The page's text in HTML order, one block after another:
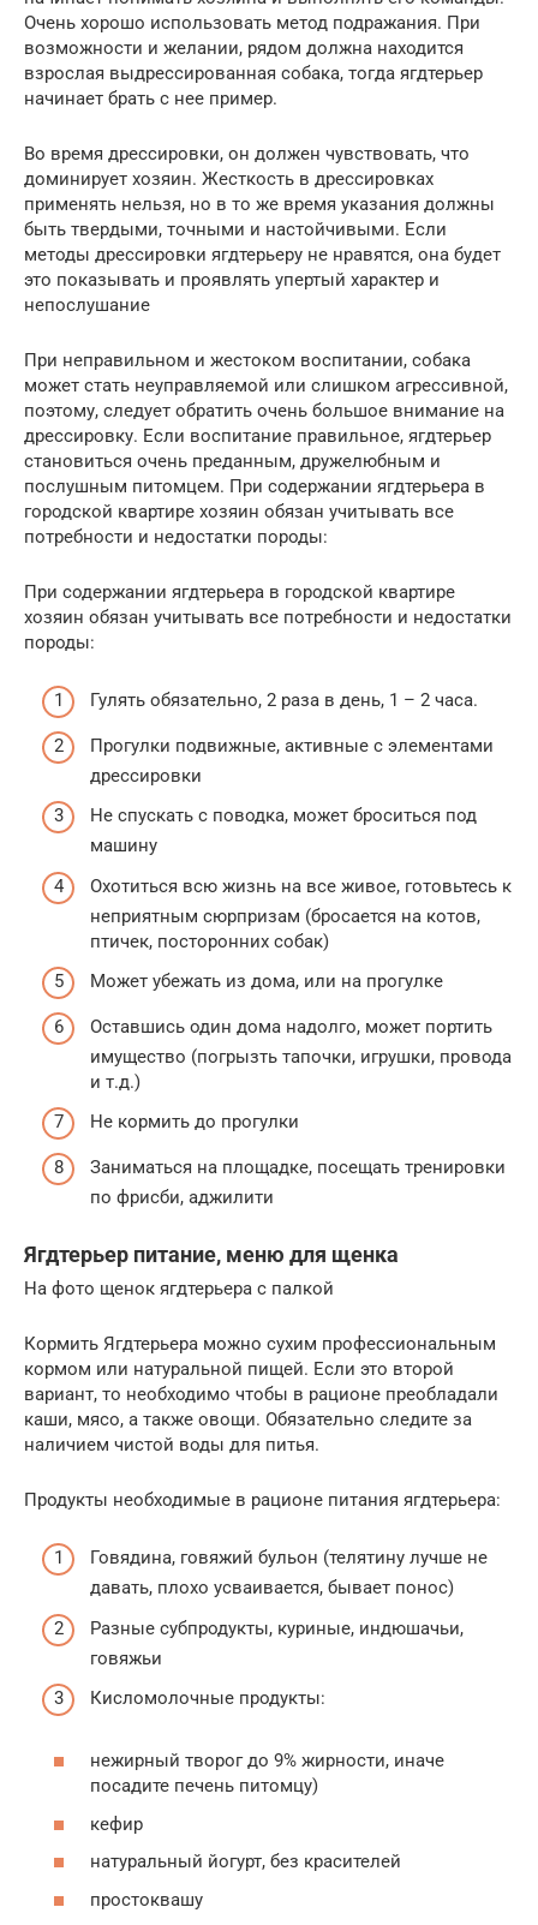
Очень хорошо использовать метод подражания. При
возможности и желании, рядом должна находится
взрослая выдрессированная собака, тогда ягдтерьер
начинает брать с нее пример.
Во время дрессировки, он должен чувствовать, что
доминирует хозяин. Жесткость в дрессировках
применять нельзя, но в то же время указания должны
быть твердыми, точными и настойчивыми. Если
методы дрессировки ягдтерьеру не нравятся, она будет
это показывать и проявлять упертый характер и
непослушание
При неправильном и жестоком воспитании, собака
может стать неуправляемой или слишком агрессивной,
поэтому, следует обратить очень большое внимание на
дрессировку. Если воспитание правильное, ягдтерьер
становиться очень преданным, дружелюбным и
послушным питомцем. При содержании ягдтерьера в
городской квартире хозяин обязан учитывать все
потребности и недостатки породы:
При содержании ягдтерьера в городской квартире
хозяин обязан учитывать все потребности и недостатки
породы:
Гулять обязательно, 2 раза в день, 1 – 2 часа.
Прогулки подвижные, активные с элементами
дрессировки
Не спускать с поводка, может броситься под
машину
Охотиться всю жизнь на все живое, готовьтесь к
неприятным сюрпризам (бросается на котов,
птичек, посторонних собак)
Может убежать из дома, или на прогулке
Оставшись один дома надолго, может портить
имущество (погрызть тапочки, игрушки, провода
и т.д.)
Не кормить до прогулки
Заниматься на площадке, посещать тренировки
по фрисби, аджилити
Ягдтерьер питание, меню для щенка
На фото щенок ягдтерьера с палкой
Кормить Ягдтерьера можно сухим профессиональным
кормом или натуральной пищей. Если это второй
вариант, то необходимо чтобы в рационе преобладали
каши, мясо, а также овощи. Обязательно следите за
наличием чистой воды для питья.
Продукты необходимые в рационе питания ягдтерьера:
Говядина, говяжий бульон (телятину лучше не
давать, плохо усваивается, бывает понос)
Разные субпродукты, куриные, индюшачьи,
говяжьи
Кисломолочные продукты:
нежирный творог до 9% жирности, иначе
посадите печень питомцу)
кефир
натуральный йогурт, без красителей
простоквашу